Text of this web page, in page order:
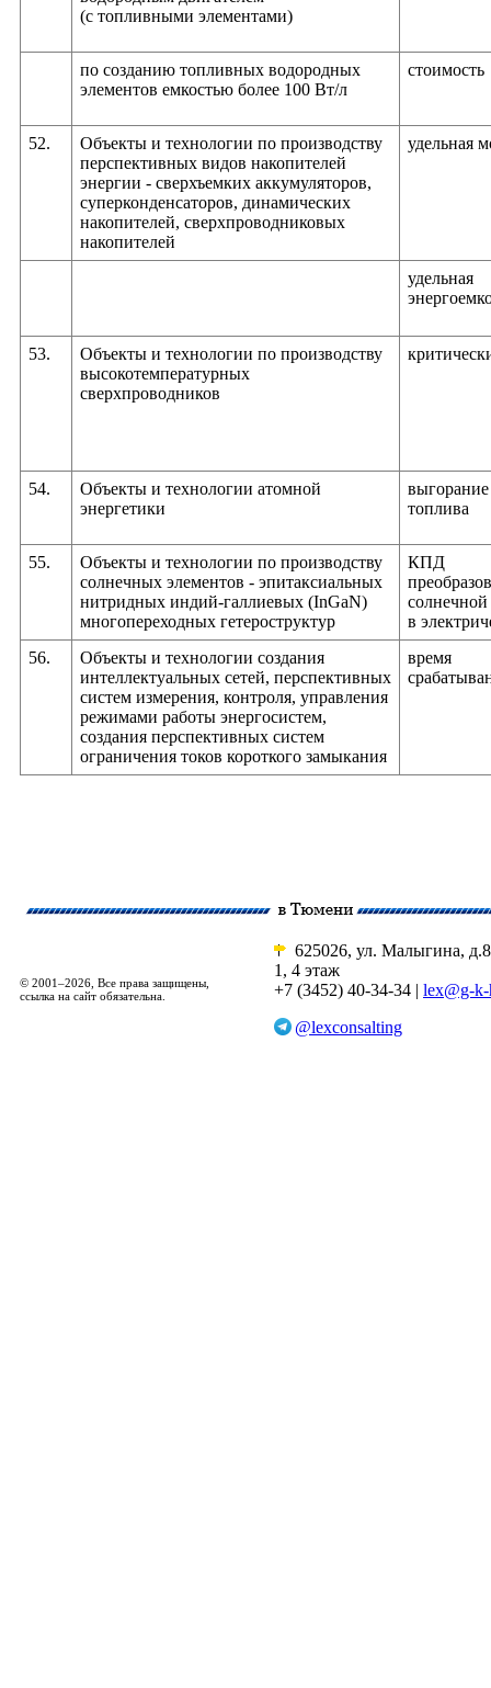
(с топливными элементами)
по созданию топливных водородных
элементов емкостью более 100 Вт/л
стоимость
52.
Объекты и технологии по производству
перспективных видов накопителей
энергии - сверхъемких аккумуляторов,
суперконденсаторов, динамических
накопителей, сверхпроводниковых
накопителей
удельная
удельная
53.
Объекты и технологии по производству
высокотемпературных
сверхпроводников
54.
Объекты и технологии атомной
энергетики
выгорание
топлива
55.
Объекты и технологии по производству
солнечных элементов - эпитаксиальных
нитридных индий-галлиевых (InGaN)
многопереходных гетероструктур
КПД
в
56.
Объекты и технологии создания
интеллектуальных сетей, перспективных
систем измерения, контроля, управления
режимами работы энергосистем,
создания перспективных систем
ограничения токов короткого замыкания
время
© 2001–2026, Все права защищены,
ссылка на сайт обязательна.
625026, ул. Малыгина,
1, 4 этаж
+7 (3452) 40-34-34 | lex@g-
@lexconsalting